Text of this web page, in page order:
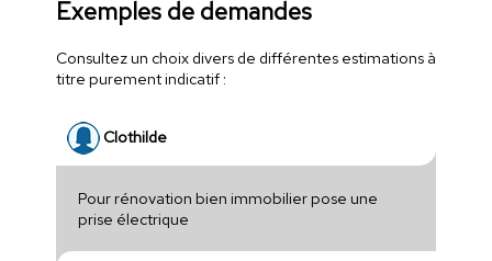
Exemples de demandes
Consultez un choix divers de différentes estimations à
titre purement indicatif :
Clothilde
Pour rénovation bien immobilier pose une
prise électrique